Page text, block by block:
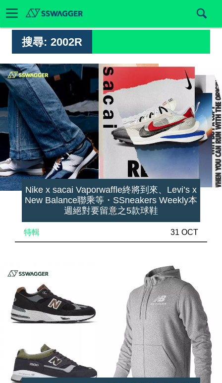
搜尋: 2002R
Nike x sacai Vaporwaffle終將到來、Levi’s x
New Balance聯乘等・SSneakers Weekly本
週絕對要留意之5款球鞋
特輯 31 OCT